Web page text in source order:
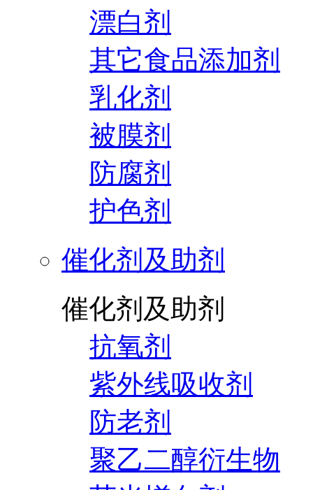
漂白剂
其它食品添加剂
乳化剂
被膜剂
防腐剂
护色剂
催化剂及助剂
催化剂及助剂
抗氧剂
紫外线吸收剂
防老剂
聚乙二醇衍生物